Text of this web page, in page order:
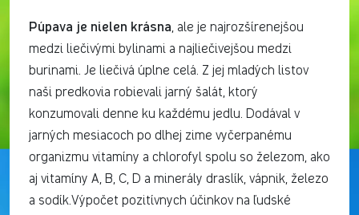
Púpava je nielen krásna, ale je najrozšírenejšou
medzi liečivými bylinami a najliečivejšou medzi
burinami. Je liečivá úplne celá. Z jej mladých listov
naši predkovia robievali jarný šalát, ktorý
konzumovali denne ku každému jedlu. Dodával v
jarných mesiacoch po dlhej zime vyčerpanému
organizmu vitamíny a chlorofyl spolu so železom, ako
aj vitamíny A, B, C, D a minerály draslík, vápnik, železo
a sodík.Výpočet pozitívnych účinkov na ľudské